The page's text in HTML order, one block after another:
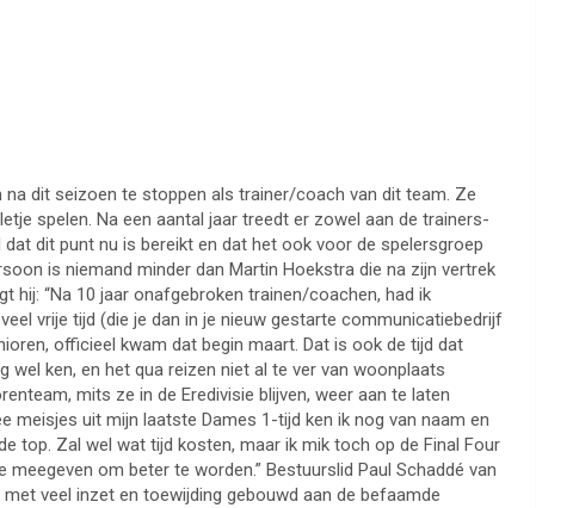
dit seizoen te stoppen als trainer/coach van dit team. Ze
spelen. Na een aantal jaar treedt er zowel aan de trainers-
dit punt nu is bereikt en dat het ook voor de spelersgroep
is niemand minder dan Martin Hoekstra die na zijn vertrek
hij: “Na 10 jaar onafgebroken trainen/coachen, had ik
vrije tijd (die je dan in je nieuw gestarte communicatiebedrijf
officieel kwam dat begin maart. Dat is ook de tijd dat
ken, en het qua reizen niet al te ver van woonplaats
mits ze in de Eredivisie blijven, weer aan te laten
meisjes uit mijn laatste Dames 1-tijd ken ik nog van naam en
top. Zal wel wat tijd kosten, maar ik mik toch op de Final Four
om beter te worden.” Bestuurslid Paul Schaddé van
veel inzet en toewijding gebouwd aan de befaamde